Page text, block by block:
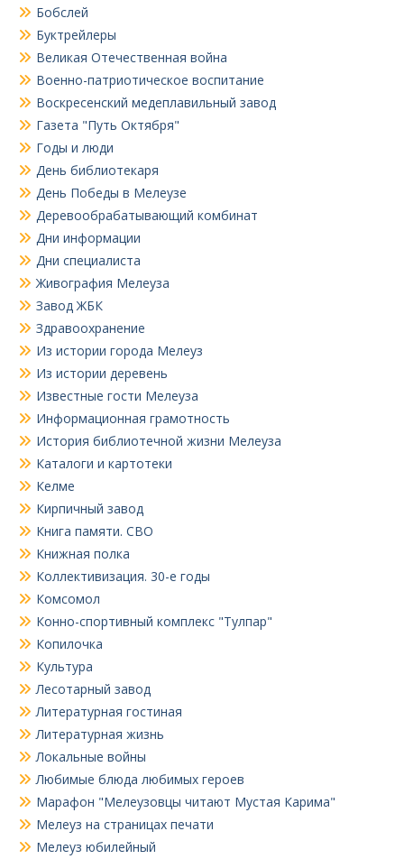
Бобслей
Буктрейлеры
Великая Отечественная война
Военно-патриотическое воспитание
Воскресенский медеплавильный завод
Газета "Путь Октября"
Годы и люди
День библиотекаря
День Победы в Мелеузе
Деревообрабатывающий комбинат
Дни информации
Дни специалиста
Живография Мелеуза
Завод ЖБК
Здравоохранение
Из истории города Мелеуз
Из истории деревень
Известные гости Мелеуза
Информационная грамотность
История библиотечной жизни Мелеуза
Каталоги и картотеки
Келме
Кирпичный завод
Книга памяти. СВО
Книжная полка
Коллективизация. 30-е годы
Комсомол
Конно-спортивный комплекс "Тулпар"
Копилочка
Культура
Лесотарный завод
Литературная гостиная
Литературная жизнь
Локальные войны
Любимые блюда любимых героев
Марафон "Мелеузовцы читают Мустая Карима"
Мелеуз на страницах печати
Мелеуз юбилейный